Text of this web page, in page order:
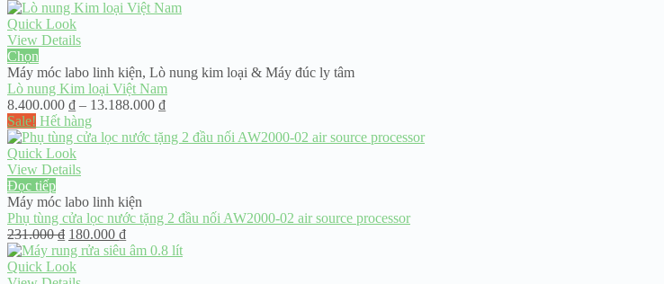
Quick Look
View Details
Chọn
Máy móc labo linh kiện, Lò nung kim loại & Máy đúc ly tâm
Lò nung Kim loại Việt Nam
8.400.000 ₫ – 13.188.000 ₫Khoảng
từ
Sale! Hết hàng
Quick Look
View Details
Đọc tiếp
Máy móc labo linh kiện
Phụ tùng cửa lọc nước tặng 2 đầu nối AW2000-02 air source processor
231.000₫ Giá
gốc
là:
180.000 ₫Giá
hiện
Quick Look